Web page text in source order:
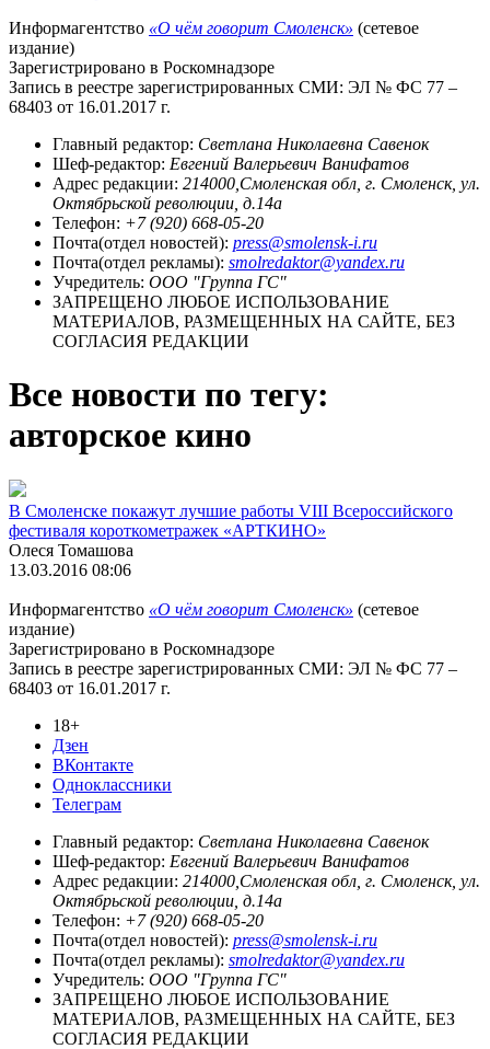
Информагентство «О чём говорит Смоленск» (сетевое
издание)
Зарегистрировано в Роскомнадзоре
Запись в реестре зарегистрированных СМИ: ЭЛ № ФС 77 –
68403 от 16.01.2017 г.
Главный редактор: Светлана Николаевна Савенок
Шеф-редактор: Евгений Валерьевич Ванифатов
Адрес редакции: 214000,Смоленская обл, г. Смоленск, ул.
Октябрьской революции, д.14а
Телефон: +7 (920) 668-05-20
Почта(отдел новостей): press@smolensk-i.ru
Почта(отдел рекламы): smolredaktor@yandex.ru
Учредитель: ООО "Группа ГС"
ЗАПРЕЩЕНО ЛЮБОЕ ИСПОЛЬЗОВАНИЕ
МАТЕРИАЛОВ, РАЗМЕЩЕННЫХ НА САЙТЕ, БЕЗ
СОГЛАСИЯ РЕДАКЦИИ
Все новости по тегу:
авторское кино
В Смоленске покажут лучшие работы VIII Всероссийского
фестиваля короткометражек «АРТКИНО»
Олеся Томашова
13.03.2016 08:06
Информагентство «О чём говорит Смоленск» (сетевое
издание)
Зарегистрировано в Роскомнадзоре
Запись в реестре зарегистрированных СМИ: ЭЛ № ФС 77 –
68403 от 16.01.2017 г.
18+
Дзен
ВКонтакте
Одноклассники
Телеграм
Главный редактор: Светлана Николаевна Савенок
Шеф-редактор: Евгений Валерьевич Ванифатов
Адрес редакции: 214000,Смоленская обл, г. Смоленск, ул.
Октябрьской революции, д.14а
Телефон: +7 (920) 668-05-20
Почта(отдел новостей): press@smolensk-i.ru
Почта(отдел рекламы): smolredaktor@yandex.ru
Учредитель: ООО "Группа ГС"
ЗАПРЕЩЕНО ЛЮБОЕ ИСПОЛЬЗОВАНИЕ
МАТЕРИАЛОВ, РАЗМЕЩЕННЫХ НА САЙТЕ, БЕЗ
СОГЛАСИЯ РЕДАКЦИИ